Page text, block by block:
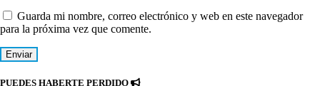
Guarda mi nombre, correo electrónico y web en este navegador
para la próxima vez que comente.
PUEDES HABERTE PERDIDO